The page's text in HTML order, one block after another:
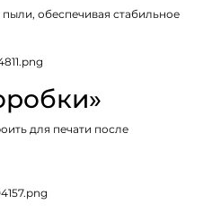
обеспечивая стабильное
для печати после